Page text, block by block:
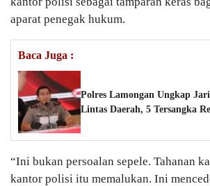
aparat penegak hukum.
Baca Juga :
Polres Lamongan Ungkap
Lintas Daerah, 5 Tersangka
“Ini bukan persoalan sepele. Tahanan
kantor polisi itu memalukan. Ini